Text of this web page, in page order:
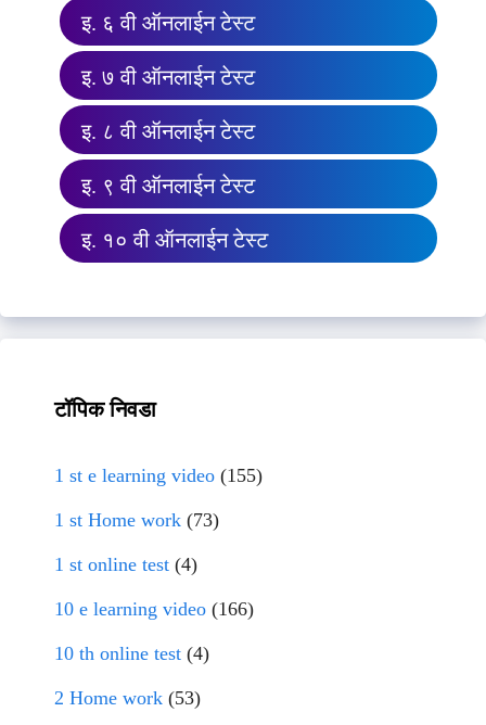
इ. ६ वी ऑनलाईन टेस्ट
इ. ७ वी ऑनलाईन टेस्ट
इ. ८ वी ऑनलाईन टेस्ट
इ. ९ वी ऑनलाईन टेस्ट
इ. १० वी ऑनलाईन टेस्ट
टॉपिक निवडा
1 st e learning video (155)
1 st Home work (73)
1 st online test (4)
10 e learning video (166)
10 th online test (4)
2 Home work (53)